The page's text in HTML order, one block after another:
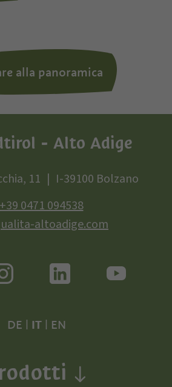
alla panoramica
- Alto Adige
11
I-39100 Bolzano
0471 094538
altoadige.com
DE IT| EN